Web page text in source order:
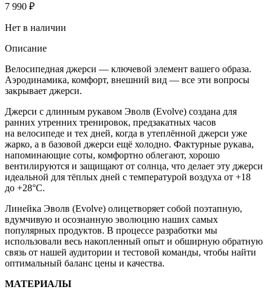
7 990 ₽
Нет в наличии
Описание
Велосипедная джерси — ключевой элемент вашего образа.
Аэродинамика, комфорт, внешний вид — все эти вопросы
закрывает джерси.
Джерси с длинным рукавом Эволв (Evolve) создана для
ранних утренних тренировок, предзакатных часов
на велосипеде и тех дней, когда в утеплённой джерси уже
жарко, а в базовой джерси ещё холодно. Фактурные рукава,
напоминающие соты, комфортно облегают, хорошо
вентилируются и защищают от солнца, что делает эту джерси
идеальной для тёплых дней с температурой воздуха от +18
до +28°C.
Линейка Эволв (Evolve) олицетворяет собой поэтапную,
вдумчивую и осознанную эволюцию наших самых
популярных продуктов. В процессе разработки мы
использовали весь накопленный опыт и обширную обратную
связь от нашей аудитории и тестовой команды, чтобы найти
оптимальный баланс цены и качества.
МАТЕРИАЛЫ